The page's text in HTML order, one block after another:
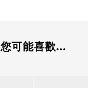
您可能喜歡...